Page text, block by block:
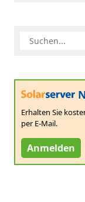
Erhalten Sie
per E-Mail.
Anmelden